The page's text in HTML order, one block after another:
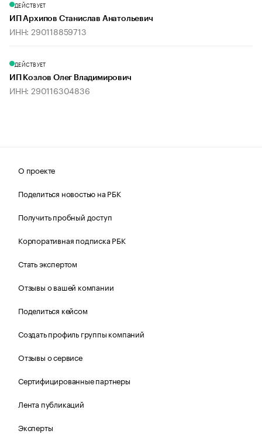
ДЕЙСТВУЕТ
ИП Архипов Станислав Анатольевич
ИНН: 290118859713
ДЕЙСТВУЕТ
ИП Козлов Олег Владимирович
ИНН: 290116304836
О проекте
Поделиться новостью на РБК
Получить пробный доступ
Корпоративная подписка РБК
Стать экспертом
Отзывы о вашей компании
Поделиться кейсом
Создать профиль группы компаний
Отзывы о сервисе
Сертифицированные партнеры
Лента публикаций
Эксперты